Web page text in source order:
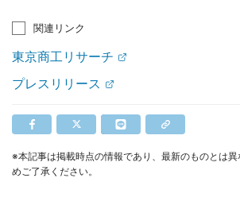
関連リンク
東京商工リサーチ
プレスリリース
※本記事は掲載時点の情報であり、最新のものとは
めご了承ください。